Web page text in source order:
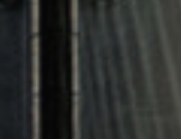
szükséges megadnod, az
betöltheted bérleted, akár offline